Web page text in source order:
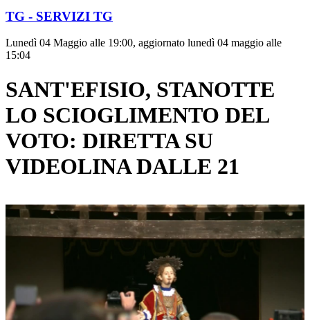
TG - SERVIZI TG
Lunedì 04 Maggio alle 19:00, aggiornato lunedì 04 maggio alle
15:04
SANT'EFISIO, STANOTTE
LO SCIOGLIMENTO DEL
VOTO: DIRETTA SU
VIDEOLINA DALLE 21